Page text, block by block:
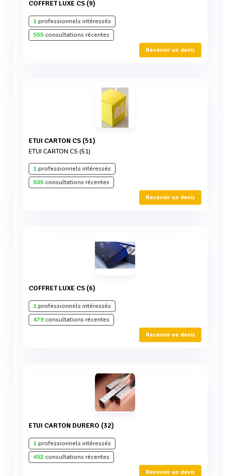
COFFRET LUXE CS (9)
1professionnels intéressés
555consultations récentes
Recevoir un devis
ETUI CARTON CS (51)
ETUI CARTON CS (51)
1professionnels intéressés
505consultations récentes
Recevoir un devis
COFFRET LUXE CS (6)
1professionnels intéressés
479consultations récentes
Recevoir un devis
ETUI CARTON DURERO (32)
1professionnels intéressés
452consultations récentes
Recevoir un devis